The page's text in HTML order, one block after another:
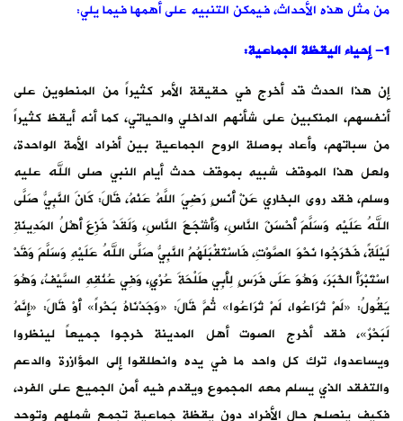
من مثل هذه الأحداث، فيمكن التنبيه على أهمها فيما يلي:
1- إحياء اليقظة الجماعية:
إن هذا الحدث قد أخرج في حقيقة الأمر كثيراً من المنطوين على
أنفسهم، المنكبين على شأنهم الداخلي والحياتي، كما أنه أيقظ كثيراً
من سباتهم، وأعاد بوصلة الروح الجماعية بين أفراد الأمة الواحدة،
ولعل هذا الموقف شبيه بموقف حدث أيام النبي صلى الله عليه
وسلم، فقد روى البخاري عَنْ أَنَسٍ رَضِيَ اللَّهُ عَنْهُ، قَالَ: كَانَ النَّبِيُّ صَلَّى
اللهُ عَلَيْه وَسَلَّمَ أَحْسَنَ النَّاسِ، وَأَشْجَعَ النَّاسِ، وَلَقَدْ فَزِعَ أَهْلُ المَدِينَةِ
لَيْلَةً، فَخَرَجُوا نَحْوَ الصَّوْتِ، فَاسْتَقْبَلَهُمُ النَّبِيُّ صَلَّى اللهُ عَلَيْهِ وَسَلَّمَ وَقَدْ
اسْتَبْرَأَ الخَبَرَ، وَهُوَ عَلَى فَرَسٍ لِأَبِي طَلْحَةَ عُرْيٍ، وَفِي عُنُقِهِ السَّيْفُ، وَهُوَ
يَقُولُ: «لَمْ تُرَاعُوا، لَمْ تُرَاعُوا» ثُمَّ قَالَ: «وَجَدْنَاهُ بَحْراً» أَوْ قَالَ: «إِنَّهُ
لَبَحْرٌ»، فقد أخرج الصوت أهل المدينة خرجوا جميعاً لينظروا
ويساعدوا، ترك كل واحد ما في يده وانطلقوا إلى المؤازرة والدعم
والتفقد الذي يسلم معه المجموع ويقدم فيه أمن الجميع على الفرد،
فكيف ينصلح حال الأفراد دون يقظة جماعية تجمع شملهم وتوحد